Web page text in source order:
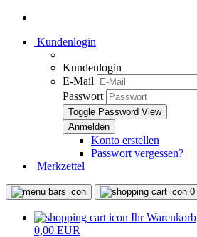
Kundenlogin
Kundenlogin
E-Mail
Passwort
Toggle Password View
Konto erstellen
Passwort vergessen?
Merkzettel
0
Ihr Warenkorb
0,00 EUR